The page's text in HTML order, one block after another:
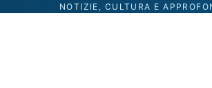
NOTIZIE, CULTURA E